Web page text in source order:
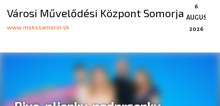
Városi Művelődési Központ Somorja
www.mskssamorin.sk
6
AUGUSTA,
2026